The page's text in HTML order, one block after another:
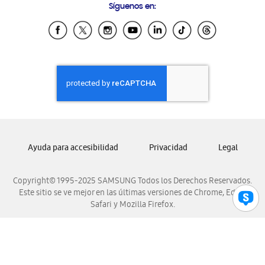
Samsung Ecuador
Samsung El Salvador
Samsung Honduras
Samsung Nicaragua
Samsung Panamá
Samsung Venezuela
Síguenos en:
Copyright© 1995-2025 SAMSUNG Todos los Derechos Reservados.
Este sitio se ve mejor en las últimas versiones de Chrome, Edge,
Safari y Mozilla Firefox.
Ayuda para accesibilidad Privacidad Legal